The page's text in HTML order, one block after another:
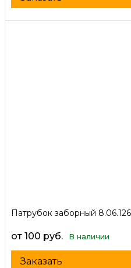
Патрубок заборный
от 100 руб. В наличии
Заказать